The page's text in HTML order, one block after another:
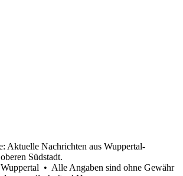
Aktuelle Nachrichten aus Wuppertal-
Südstadt.
• Alle Angaben sind ohne Gewähr